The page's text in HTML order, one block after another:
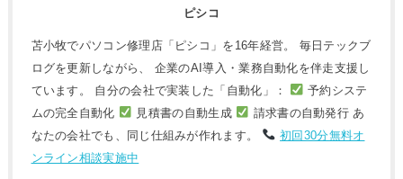
ピシコ
苫小牧でパソコン修理店「ピシコ」を16年経営。 毎日テックブ
ログを更新しながら、 企業のAI導入・業務自動化を伴走支援し
ています。 自分の会社で実装した「自動化」：
予約システ
ムの完全自動化
見積書の自動生成
請求書の自動発行 あ
なたの会社でも、同じ仕組みが作れます。
初回30分無料オ
ンライン相談実施中